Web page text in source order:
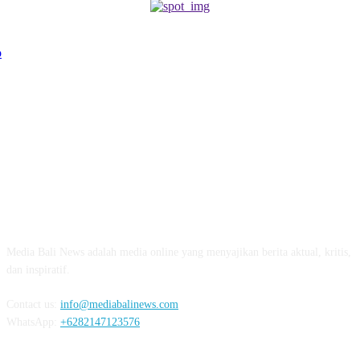
info@mediabalinews.com
+6282147123576